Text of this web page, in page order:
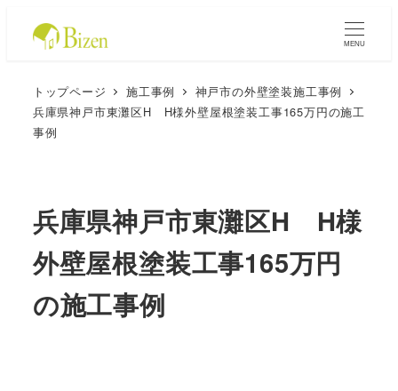
MENU
トップページ 施工事例
神戸市の外壁塗装施工事例
兵庫県神戸市東灘区H H様外壁屋根塗装工事165万円の施工
事例
兵庫県神戸市東灘区H H様
外壁屋根塗装工事165万円
の施工事例